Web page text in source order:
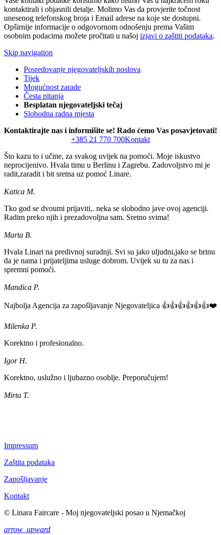
kontaktirali i objasnili detalje. Molimo Vas da provjerite točnost
unesenog telefonskog broja i Email adrese na koje ste dostupni.
Opširnije informacije o odgovornom odnošenju prema Vašim
osobnim podacima možete pročitati u našoj izjavi o zaštiti podataka.
Skip navigation
Posredovanje njegovateljskih poslova
Tijek
Mogućnost zarade
Česta pitanja
Besplatan njegovateljski tečaj
Slobodna radna mjesta
Kontaktirajte nas i informišite se! Rado ćemo Vas posavjetovati!
+385 21 770 700Kontakt
Što kazu to i učine, za svakog uvijek na pomoći. Moje iskustvo
neprocijenivo. Hvala timu u Berlinu i Zagrebu. Zadovoljstvo mi je
radit,zaradit i bit sretna uz pomoć Linare.
Katica M.
Tko god se dvoumi prijaviti,. neka se slobodno jave ovoj agenciji.
Radim preko njih i prezadovoljna sam. Sretno svima!
Marta B.
Hvala Linari na predivnoj suradnji. Svi su jako uljudni,jako se brinu
da je nama i prijateljima usluge dobrom. Uvijek su tu za nas i
spremni pomoći.
Mandica P.
Najbolja Agencija za zapošljavanje Njegovateljica 👍👍👍👍👍👍❤️
Milenka P.
Korektno i profesionalno.
Igor H.
Korektno, uslužno i ljubazno osoblje. Preporučujem!
Mirta T.
Impressum
Zaštita podataka
Zapošljavanje
Kontakt
© Linara Faircare - Moj njegovateljski posao u Njemačkoj
arrow_upward